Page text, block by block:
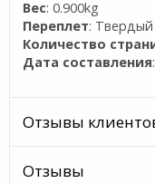
Вес: 0.900kg
Переплет: Твердый
Количество
Дата составления
Отзывы
Отзывы